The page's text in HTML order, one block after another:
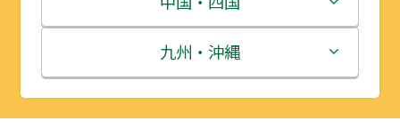
秋田県
山形県
埼玉県
千葉県
石川県
福井県
滋賀県
京都府
鳥取県
島根県
九州・沖縄
福岡県